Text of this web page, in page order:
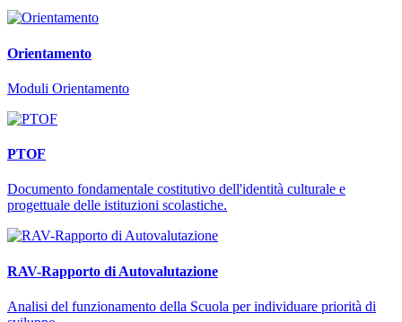
Orientamento
Moduli Orientamento
PTOF
Documento fondamentale costitutivo dell'identità culturale e
progettuale delle istituzioni scolastiche.
RAV-Rapporto di Autovalutazione
Analisi del funzionamento della Scuola per individuare priorità di